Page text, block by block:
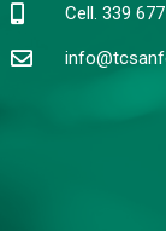
Cell. 339